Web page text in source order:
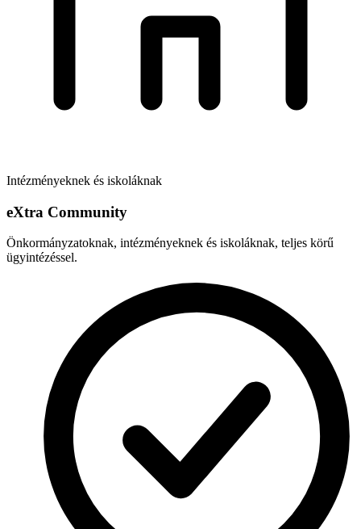
Intézményeknek és iskoláknak
eXtra Community
Önkormányzatoknak, intézményeknek és iskoláknak, teljes körű
ügyintézéssel.